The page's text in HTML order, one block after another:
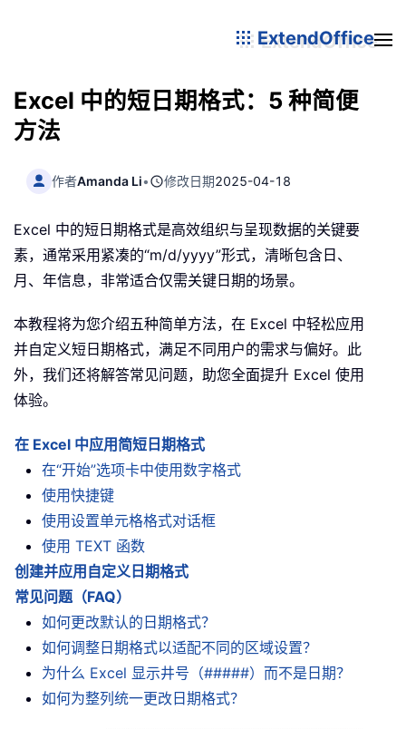
ExtendOffice
Excel 中的短日期格式：5 种简便
方法
作者Amanda Li• 修改日期2025-04-18
Excel 中的短日期格式是高效组织与呈现数据的关键要
素，通常采用紧凑的“m/d/yyyy”形式，清晰包含日、
月、年信息，非常适合仅需关键日期的场景。
本教程将为您介绍五种简单方法，在 Excel 中轻松应用
并自定义短日期格式，满足不同用户的需求与偏好。此
外，我们还将解答常见问题，助您全面提升 Excel 使用
体验。
在 Excel 中应用简短日期格式
在“开始”选项卡中使用数字格式
使用快捷键
使用设置单元格格式对话框
使用 TEXT 函数
创建并应用自定义日期格式
常见问题（FAQ）
如何更改默认的日期格式？
如何调整日期格式以适配不同的区域设置？
为什么 Excel 显示井号（#####）而不是日期？
如何为整列统一更改日期格式？